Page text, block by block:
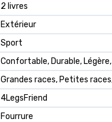
2 livres
Extérieur
Sport
Confortable, Durable,
Grandes races, Petites
4LegsFriend
Fourrure